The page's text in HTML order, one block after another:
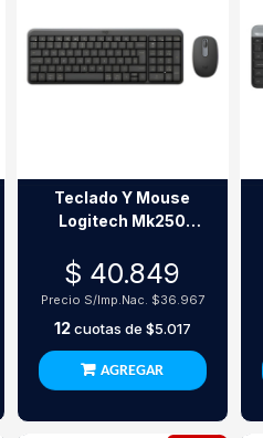
Teclado Y Mouse
Logitech Mk250
$ 40.849
Precio S/Imp.Nac. $36.967
12cuotas de $5.017
AGREGAR